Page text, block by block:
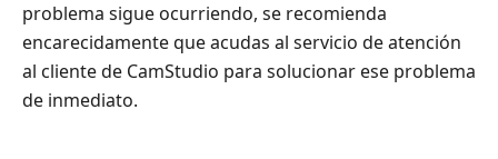
problema sigue ocurriendo, se recomienda
encarecidamente que acudas al servicio de atención
al cliente de CamStudio para solucionar ese problema
de inmediato.